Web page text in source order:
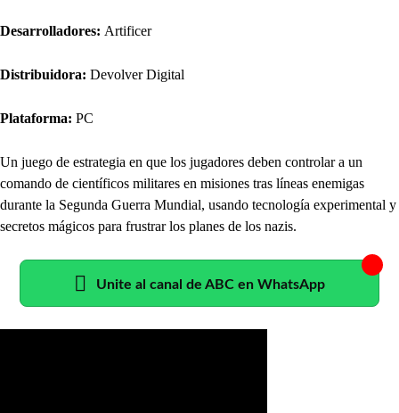
Desarrolladores: Artificer
Distribuidora: Devolver Digital
Plataforma: PC
Un juego de estrategia en que los jugadores deben controlar a un
comando de científicos militares en misiones tras líneas enemigas
durante la Segunda Guerra Mundial, usando tecnología experimental y
secretos mágicos para frustrar los planes de los nazis.
Unite al canal de ABC en WhatsApp